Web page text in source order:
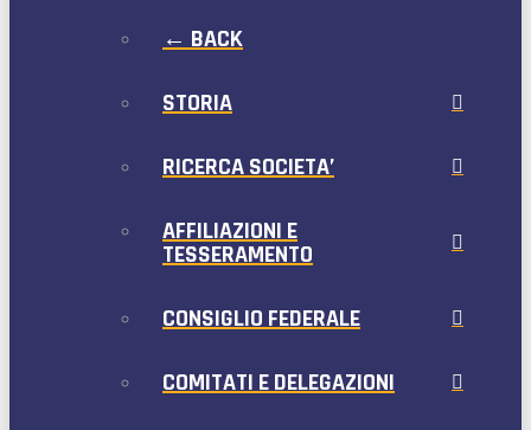
← BACK
STORIA
RICERCA SOCIETA’
AFFILIAZIONI E
TESSERAMENTO
CONSIGLIO FEDERALE
COMITATI E DELEGAZIONI